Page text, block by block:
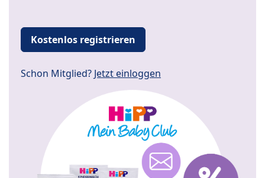
Kostenlos registrieren
Schon Mitglied? Jetzt einloggen